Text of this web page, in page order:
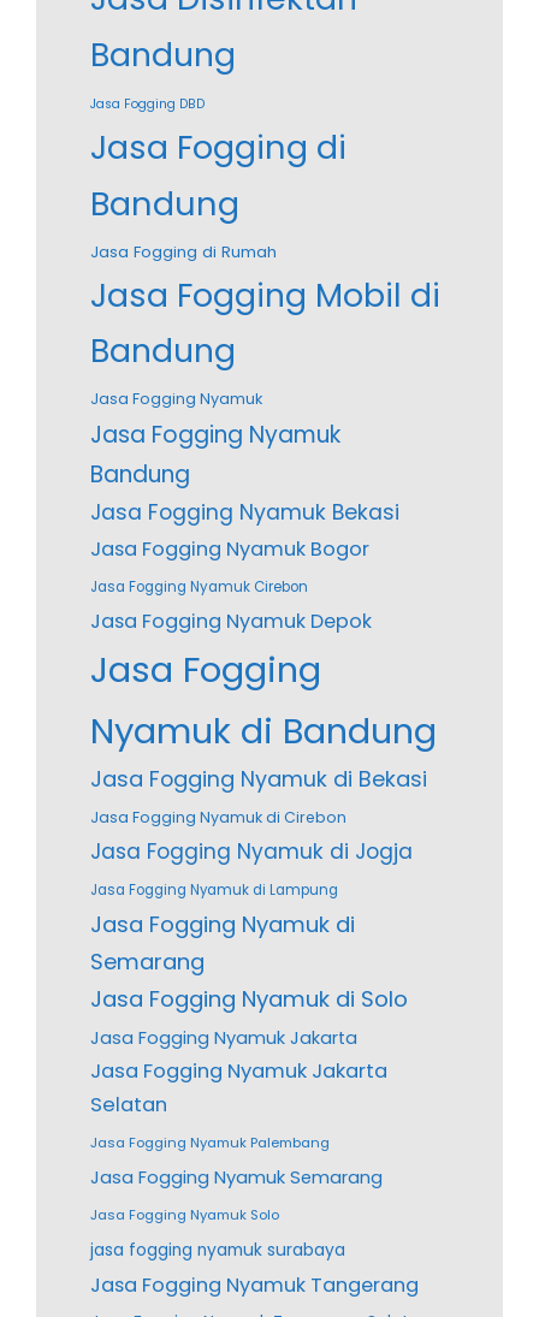
Bandung
Jasa Fogging DBD
Jasa Fogging di
Bandung
Jasa Fogging di Rumah
Jasa Fogging Mobil di
Bandung
Jasa Fogging Nyamuk
Jasa Fogging Nyamuk
Bandung
Jasa Fogging Nyamuk Bekasi
Jasa Fogging Nyamuk Bogor
Jasa Fogging Nyamuk Cirebon
Jasa Fogging Nyamuk Depok
Jasa Fogging
Nyamuk di Bandung
Jasa Fogging Nyamuk di Bekasi
Jasa Fogging Nyamuk di Cirebon
Jasa Fogging Nyamuk di Jogja
Jasa Fogging Nyamuk di Lampung
Jasa Fogging Nyamuk di
Semarang
Jasa Fogging Nyamuk di Solo
Jasa Fogging Nyamuk Jakarta
Jasa Fogging Nyamuk Jakarta
Selatan
Jasa Fogging Nyamuk Palembang
Jasa Fogging Nyamuk Semarang
Jasa Fogging Nyamuk Solo
jasa fogging nyamuk surabaya
Jasa Fogging Nyamuk Tangerang